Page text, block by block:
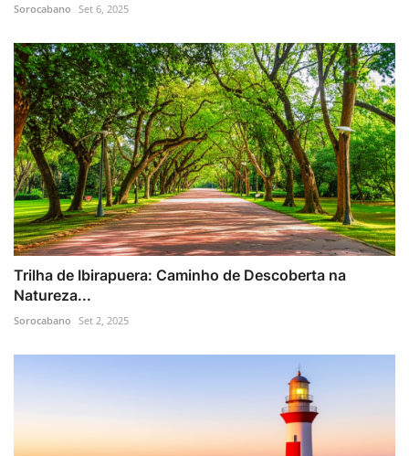
Sorocabano Set 6, 2025
Trilha de Ibirapuera: Caminho de Descoberta na
Natureza...
Sorocabano Set 2, 2025